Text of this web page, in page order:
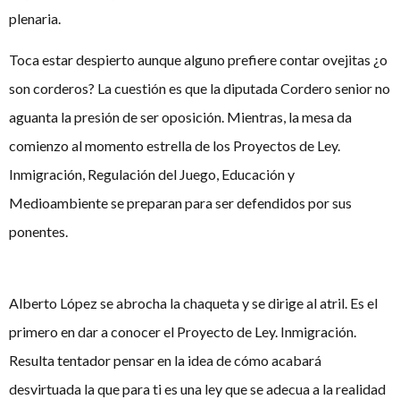
plenaria.
Toca estar despierto aunque alguno prefiere contar ovejitas ¿o
son corderos? La cuestión es que la diputada Cordero senior no
aguanta la presión de ser oposición. Mientras, la mesa da
comienzo al momento estrella de los Proyectos de Ley.
Inmigración, Regulación del Juego, Educación y
Medioambiente se preparan para ser defendidos por sus
ponentes.
Alberto López se abrocha la chaqueta y se dirige al atril. Es el
primero en dar a conocer el Proyecto de Ley. Inmigración.
Resulta tentador pensar en la idea de cómo acabará
desvirtuada la que para ti es una ley que se adecua a la realidad